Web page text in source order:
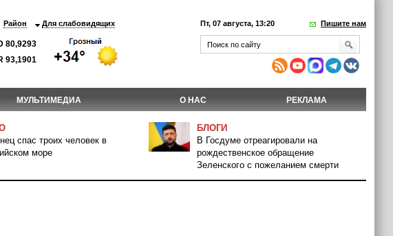
Район Для слабовидящих
80,9293
93,1901
Пт, 07 августа, 13:20 Пишите нам
МУЛЬТИМЕДИА О НАС РЕКЛАМА
спас троих человек в
море
БЛОГИ
В Госдуме отреагировали на
рождественское обращение
Зеленского с пожеланием смерти